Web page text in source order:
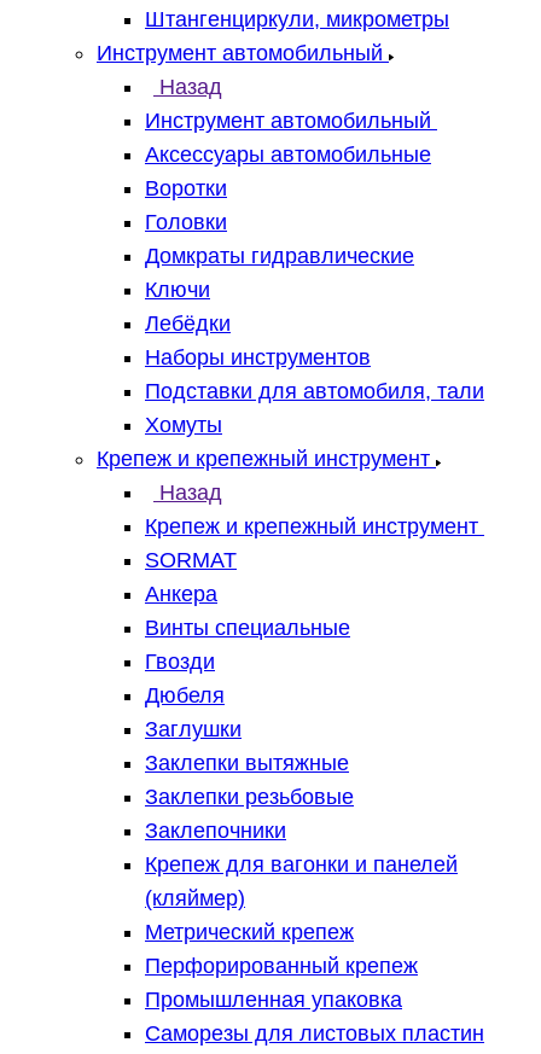
Штангенциркули, микрометры
Инструмент автомобильный
Назад
Инструмент автомобильный
Аксессуары автомобильные
Воротки
Головки
Домкраты гидравлические
Ключи
Лебёдки
Наборы инструментов
Подставки для автомобиля, тали
Хомуты
Крепеж и крепежный инструмент
Назад
Крепеж и крепежный инструмент
SORMAT
Анкера
Винты специальные
Гвозди
Дюбеля
Заглушки
Заклепки вытяжные
Заклепки резьбовые
Заклепочники
Крепеж для вагонки и панелей
(кляймер)
Метрический крепеж
Перфорированный крепеж
Промышленная упаковка
Саморезы для листовых пластин